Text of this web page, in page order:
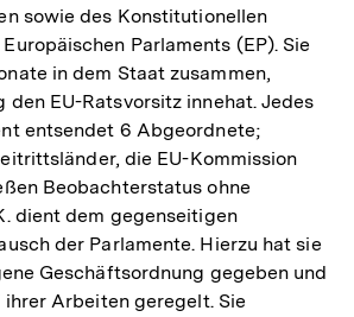
sowie des Konstitutionellen
Parlaments (EP). Sie
in dem Staat zusammen,
den EU-Ratsvorsitz innehat. Jedes
entsendet 6 Abgeordnete;
die EU-Kommission
Beobachterstatus ohne
dient dem gegenseitigen
der Parlamente. Hierzu hat sie
Geschäftsordnung gegeben und
Arbeiten geregelt. Sie